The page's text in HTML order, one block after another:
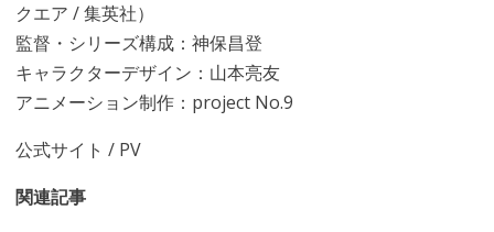
クエア / 集英社）
監督・シリーズ構成：神保昌登
キャラクターデザイン：山本亮友
アニメーション制作：project No.9
公式サイト / PV
関連記事